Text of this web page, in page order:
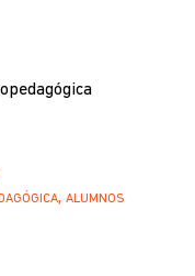
ALUMNOS